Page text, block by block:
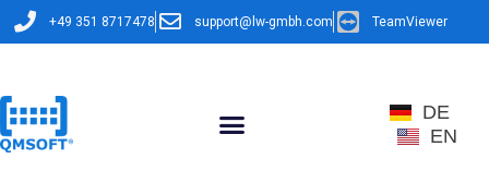
+49 351 8717478 support@lw-gmbh.com TeamViewer
DE
EN